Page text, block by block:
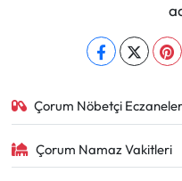
Çorum Nöbetçi Eczaneler
Çorum Namaz Vakitleri